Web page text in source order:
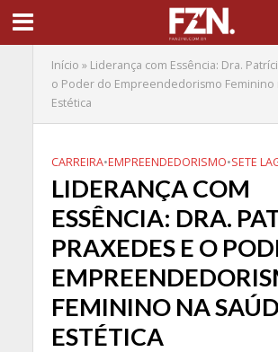
Início » Liderança com Essência: Dra.
o Poder do Empreendedorismo Feminino
Estética
CARREIRA•EMPREENDEDORISMO•SETE
LIDERANÇA COM
ESSÊNCIA: DRA.
PRAXEDES E O
FEMININO NA
ESTÉTICA